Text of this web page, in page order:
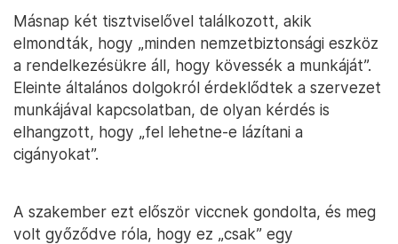
Másnap két tisztviselővel találkozott, akik
elmondták, hogy „minden nemzetbiztonsági eszköz
a rendelkezésükre áll, hogy kövessék a munkáját”.
Eleinte általános dolgokról érdeklődtek a szervezet
munkájával kapcsolatban, de olyan kérdés is
elhangzott, hogy „fel lehetne-e lázítani a
cigányokat”.
A szakember ezt először viccnek gondolta, és meg
volt győződve róla, hogy ez „csak” egy